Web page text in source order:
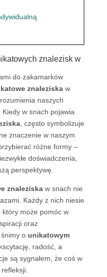
znalezisk w
do zakamarków
znaleziskaw
naszych
Kiedy w snach pojawia
, często symbolizuje
znaczenie w naszym
różne formy –
doświadczenia,
perspektywę.
znaleziskaw snach nie
Każdy z nich niesie
który może pomóc w
oraz
o unikatowym
radość, a
są sygnałem, że coś w